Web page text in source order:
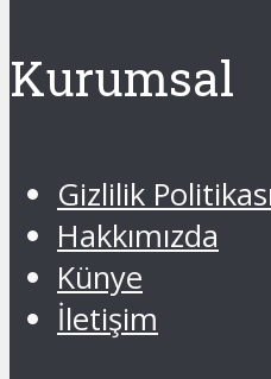
Kurumsal
Gizlilik
Hakkımızda
Künye
İletişim